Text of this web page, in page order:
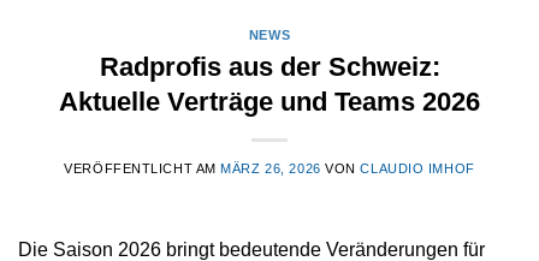
NEWS
Radprofis aus der Schweiz:
Aktuelle Verträge und Teams 2026
VERÖFFENTLICHT AMMÄRZ 26, 2026 VONCLAUDIO IMHOF
Die Saison 2026 bringt bedeutende Veränderungen für